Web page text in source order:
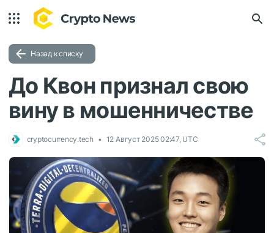
Назад к списку
До Квон признал свою
вину в мошенничестве
cryptocurrency.tech 12 Август 2025 02:47, UTC